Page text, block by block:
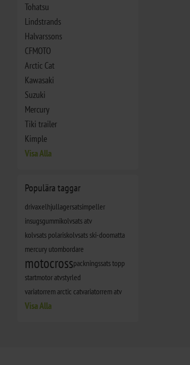
Tohatsu
Lindstrands
Halvarssons
CFMOTO
Arctic Cat
Kawasaki
Suzuki
Mercury
Tiki trailer
Kimple
Visa Alla
Populära taggar
drivaxelhjullagersatsimpeller
insugsgummikolvsats atv
kolvsats polariskolvsats ski-doomatta
mercury utombordare
motocrosspackningssats topp
startmotor atvstyrled
variatorrem arctic catvariatorrem atv
Visa Alla